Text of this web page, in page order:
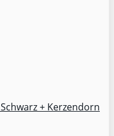
+ Kerzendorn